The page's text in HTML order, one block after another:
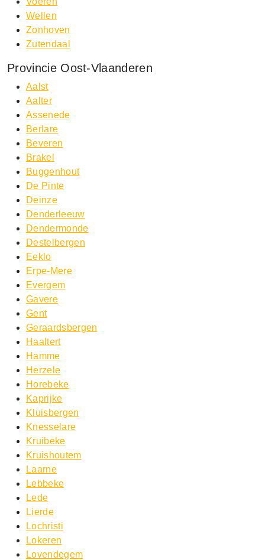
Wellen
Zonhoven
Zutendaal
Provincie Oost-Vlaanderen
Aalst
Aalter
Assenede
Berlare
Beveren
Brakel
Buggenhout
De Pinte
Deinze
Denderleeuw
Dendermonde
Destelbergen
Eeklo
Erpe-Mere
Evergem
Gavere
Gent
Geraardsbergen
Haaltert
Hamme
Herzele
Horebeke
Kaprijke
Kluisbergen
Knesselare
Kruibeke
Kruishoutem
Laarne
Lebbeke
Lede
Lierde
Lochristi
Lokeren
Lovendegem